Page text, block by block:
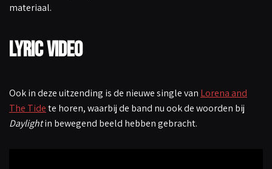
materiaal.
Lyric video
Ook in deze uitzending is de nieuwe single van Lorena and
The Tidete horen, waarbij de band nu ook de woorden bij
Daylightin bewegend beeld hebben gebracht.